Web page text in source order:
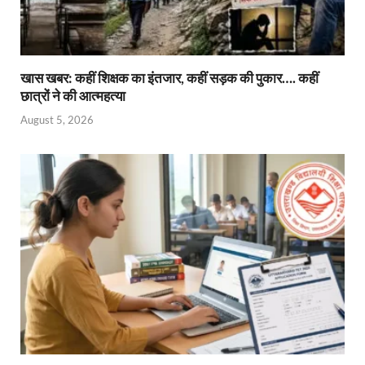
खास खबर: कहीं शिक्षक का इंतजार, कहीं सड़क की पुकार…. कहीं
छात्रों ने की आत्महत्या
August 5, 2026